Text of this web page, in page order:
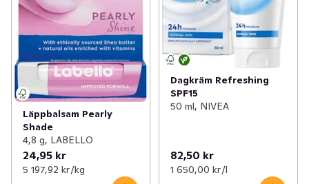
Läppbalsam Pearly
Shade
4,8 g, LABELLO
24,95 kr
5 197,92 kr /kg
Dagkräm Refreshing
SPF15
50 ml, NIVEA
82,50 kr
1 650,00 kr /l